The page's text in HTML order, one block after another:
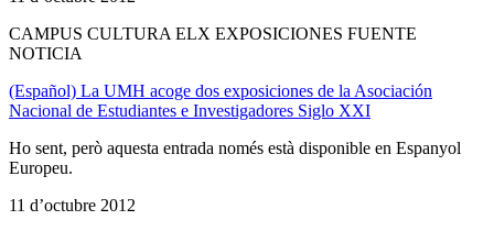
CAMPUS CULTURA ELX EXPOSICIONES FUENTE
NOTICIA
(Español) La UMH acoge dos exposiciones de la Asociación
Nacional de Estudiantes e Investigadores Siglo XXI
Ho sent, però aquesta entrada només està disponible en Espanyol
Europeu.
11 d’octubre 2012